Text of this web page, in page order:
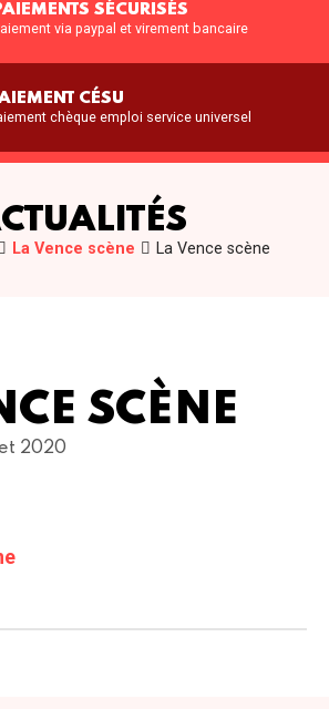
SÉCURISÉS
via paypal et virement bancaire
CÉSU
chèque emploi service universel
La Vence scène La Vence scène
SCÈNE
2020